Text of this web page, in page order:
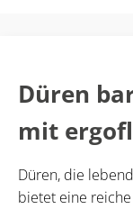
Düren
mit
Düren, die
bietet eine